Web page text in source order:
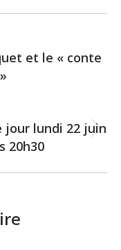
et le « conte
jour lundi 22 juin
20h30